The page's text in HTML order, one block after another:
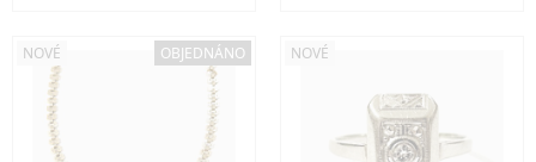
NOVÉ OBJEDNÁNO NOVÉ